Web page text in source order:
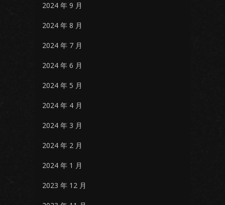
2024 年 9 月
2024 年 8 月
2024 年 7 月
2024 年 6 月
2024 年 5 月
2024 年 4 月
2024 年 3 月
2024 年 2 月
2024 年 1 月
2023 年 12 月